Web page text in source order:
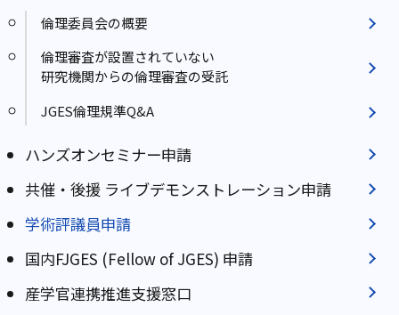
倫理委員会の概要
倫理審査が設置されていない
研究機関からの倫理審査の受託
JGES倫理規準Q&A
ハンズオンセミナー申請
共催・後援 ライブデモンストレーション申請
学術評議員申請
国内FJGES (Fellow of JGES) 申請
産学官連携推進⽀援窓⼝